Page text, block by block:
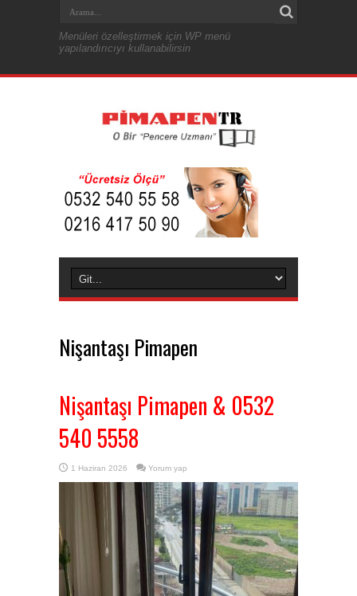
Menüleri özelleştirmek için WP menü
yapılandırıcıyı kullanabilirsin
Nişantaşı Pimapen
Nişantaşı Pimapen & 0532
540 5558
1 Haziran 2026 Yorum yap